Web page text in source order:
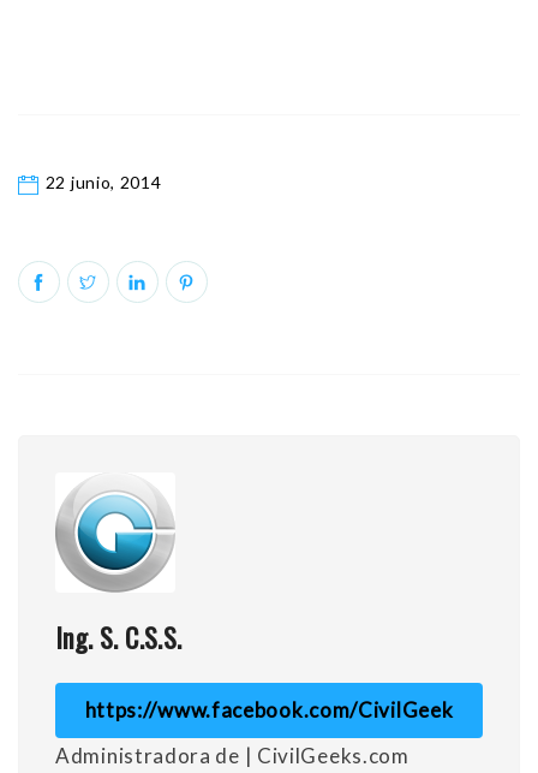
22 junio, 2014
Ing. S. C.S.S.
https://www.facebook.com/CivilGeek
Administradora de | CivilGeeks.com